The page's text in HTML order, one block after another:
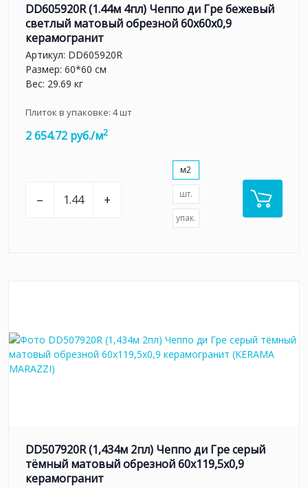
DD605920R (1.44м 4пл) Чеппо ди Гре бежевый
светлый матовый обрезной 60x60x0,9
керамогранит
Артикул: DD605920R
Размер: 60*60 см
Вес: 29.69 кг
Плиток в упаковке: 4шт
2 654.72 руб./м2
– +
м2
шт.
упак.
DD507920R (1,434м 2пл) Чеппо ди Гре серый
тёмный матовый обрезной 60x119,5x0,9
керамогранит